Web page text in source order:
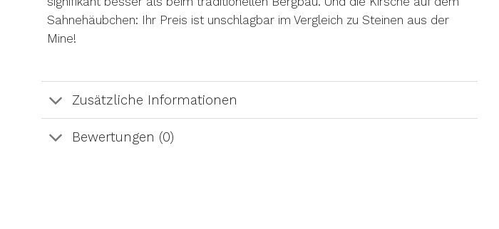
Sahnehäubchen: Ihr Preis ist unschlagbar im Vergleich zu Steinen aus der
Mine!
Zusätzliche Informationen
Bewertungen (0)